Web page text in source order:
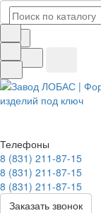
Телефоны
8 (831) 211-87-15
8 (831) 211-87-15
8 (831) 211-87-15
Заказать звонок